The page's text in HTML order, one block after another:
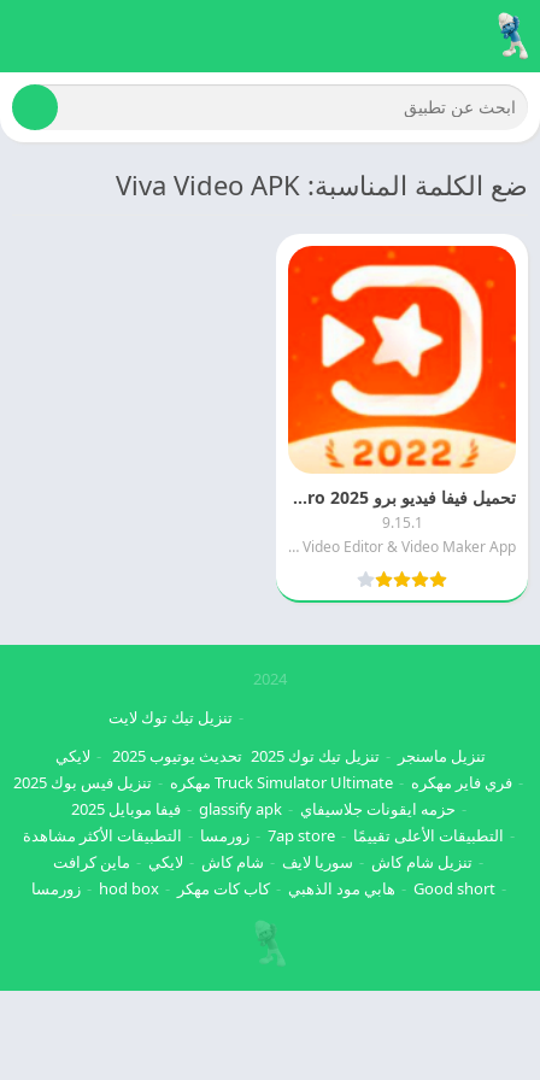
ضع الكلمة المناسبة: Viva Video APK
تحميل فيفا فيديو برو 2025 Viva Video Pro اخر اصدار مجانا
9.15.1
QuVideo Inc. Video Editor & Video Maker App
2024
تنزيل ماسنجر تنزيل تيك توك 2025
تنزيل تيك توك لايت
تحديث يوتيوب 2025
لايكي
فري فاير مهكره
Truck Simulator Ultimate مهكره
تنزيل فيس بوك 2025
حزمه ايقونات جلاسيفاي
glassify apk
فيفا موبايل 2025
التطبيقات الأعلى تقييمًا
7ap store زورمسا
التطبيقات الأكثر مشاهدة
تنزيل شام كاش
سوريا لايف شام كاش لايكي
ماين كرافت
Good short
هابي مود الذهبي كاب كات مهكر hod box زورمسا